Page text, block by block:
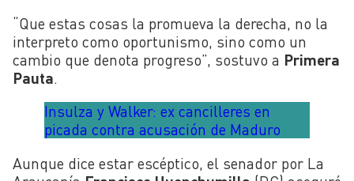
“Que estas cosas la promueva la derecha, no la
interpreto como oportunismo, sino como un
cambio que denota progreso”, sostuvo a Primera
Pauta.
Insulza y Walker: ex cancilleres en
picada contra acusación de Maduro
Aunque dice estar escéptico, el senador por La